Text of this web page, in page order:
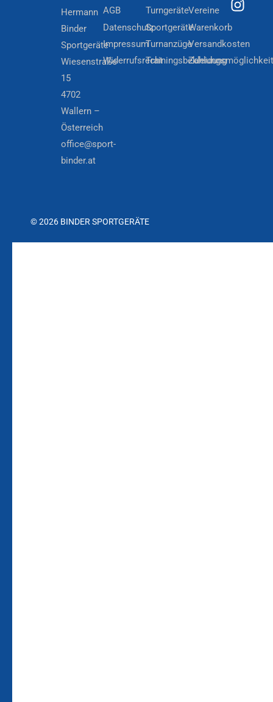
Hermann
Binder
Sportgeräte
Wiesenstraße
15
4702
Wallern –
Österreich
office@sport-
binder.at
AGB
Datenschutz
Impressum
Widerrufsrecht
Turngeräte
Sportgeräte
Turnanzüge
Trainingsbekleidung
Vereine
Warenkorb
Versandkosten
© 2026 BINDER SPORTGERÄTE